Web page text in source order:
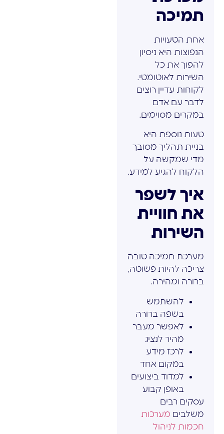
תמיכה
אחת הטעויות
הנפוצות היא ניסיון
להפוך את כל
השירות לאוטומטי.
לקוחות עדיין רוצים
לדבר עם אדם
במקרים מסוימים.
טעות נוספת היא
בניית תהליך מסובך
מדי שמקשה על
הלקוח להגיע למידע.
איך לשפר
את חוויית
השירות
מערכת תמיכה טובה
צריכה להיות פשוטה,
ברורה ומהירה.
להשתמש
בשפה ברורה
לאפשר מעבר
מהיר לנציג
לרכז מידע
במקום אחד
למדוד ביצועים
באופן קבוע
עסקים רבים
משלבים מערכות
חכמות לניהול